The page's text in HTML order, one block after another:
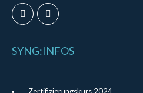
SYNG:INFOS